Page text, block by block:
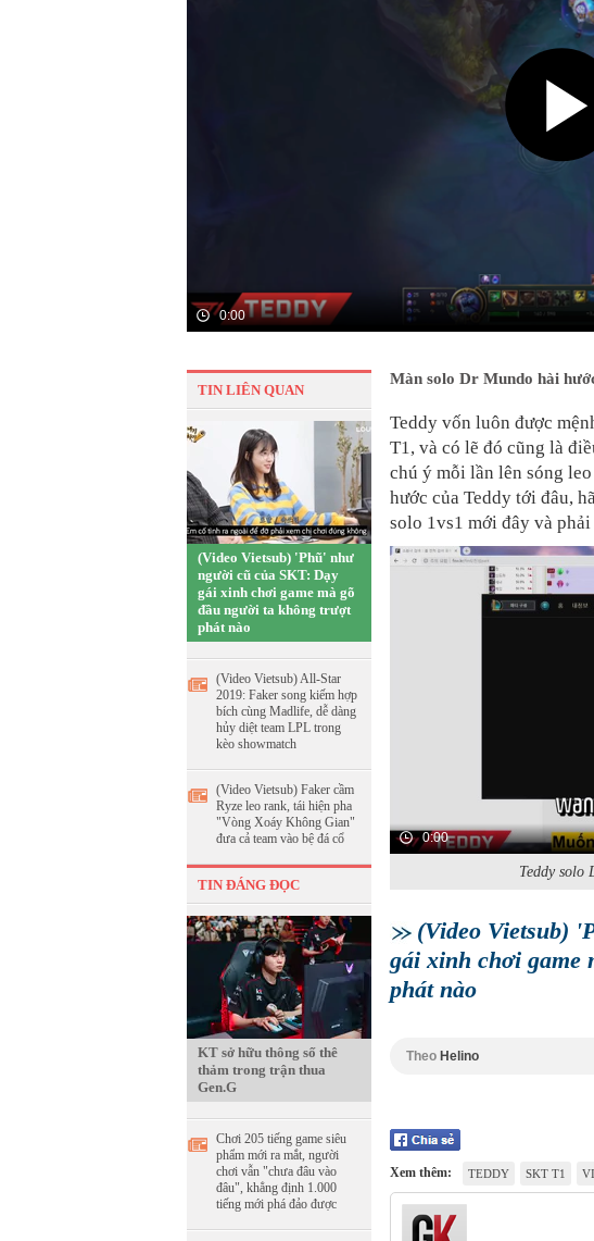
0:00
TIN LIÊN QUAN
(Video Vietsub) 'Phũ' như
người cũ của SKT: Dạy
gái xinh chơi game mà gõ
đầu người ta không trượt
phát nào
(Video Vietsub) All-Star
2019: Faker song kiếm hợp
bích cùng Madlife, dễ dàng
hủy diệt team LPL trong
kèo showmatch
(Video Vietsub) Faker cầm
Ryze leo rank, tái hiện pha
"Vòng Xoáy Không Gian"
đưa cả team vào bệ đá cổ
TIN ĐÁNG ĐỌC
KT sở hữu thông số thê
thảm trong trận thua
Gen.G
Chơi 205 tiếng game siêu
phẩm mới ra mắt, người
chơi vẫn "chưa đâu vào
đâu", khẳng định 1.000
tiếng mới phá đảo được
Màn solo Dr Mundo hài
Teddy vốn luôn được
T1, và có lẽ đó cũng là
chú ý mỗi lần lên sóng
hước của Teddy tới đâu,
solo 1vs1 mới đây và
0:00
Teddy solo
(Video Vietsub)
gái xinh chơi game
phát nào
Theo Helino
Xem thêm: TEDDY SKT T1